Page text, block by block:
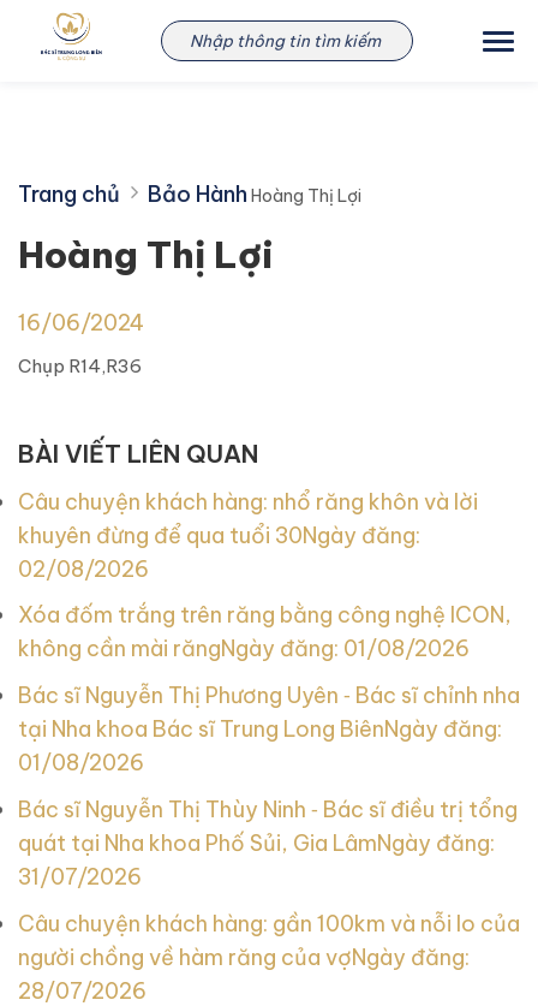
Hoàng Thị Lợi
Trang chủ Bảo Hành Hoàng Thị Lợi
Hoàng Thị Lợi
16/06/2024
Chụp R14,R36
BÀI VIẾT LIÊN QUAN
Câu chuyện khách hàng: nhổ răng khôn và lời
khuyên đừng để qua tuổi 30Ngày đăng:
02/08/2026
Xóa đốm trắng trên răng bằng công nghệ ICON,
không cần mài răngNgày đăng: 01/08/2026
Bác sĩ Nguyễn Thị Phương Uyên ‑ Bác sĩ chỉnh nha
tại Nha khoa Bác sĩ Trung Long BiênNgày đăng:
01/08/2026
Bác sĩ Nguyễn Thị Thùy Ninh ‑ Bác sĩ điều trị tổng
quát tại Nha khoa Phố Sủi, Gia LâmNgày đăng:
31/07/2026
Câu chuyện khách hàng: gần 100km và nỗi lo của
người chồng về hàm răng của vợNgày đăng:
28/07/2026